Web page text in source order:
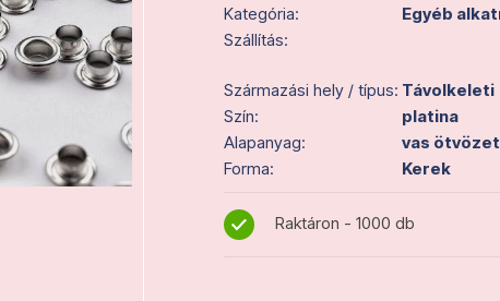
Kategória:
Egyéb
Szállítás:
Származási hely / típus: Távolkeleti
Szín:
platina
Alapanyag:
vas
Forma:
Kerek
Raktáron - 1000 db